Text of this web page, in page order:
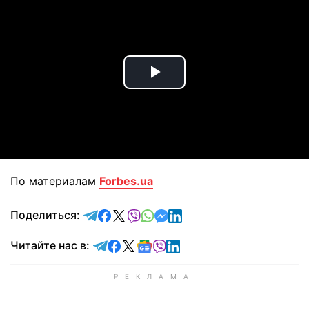
Play
По материалам Forbes.ua
Поделиться: отправить в Telegram
поделиться в Facebook
поделиться в X
отправить в Viber
отправить в Whatsapp
отправить в Messenger
отправить в LinkedIn
Читайте нас в: Читайте в Telegram
Читайте в Facebook
Читайте в X
Читайте в Google news
Читайте в Viber
Читайте в LinkedIn